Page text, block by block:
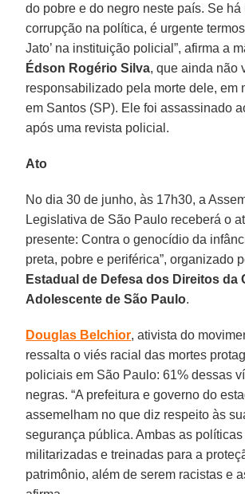
do pobre e do negro neste país. Se há
corrupção na política, é urgente
Jato’ na instituição policial”, afirma a
Édson Rogério Silva, que ainda não
responsabilizado pela morte dele, em
em Santos (SP). Ele foi assassinado
após uma revista policial.
Ato
No dia 30 de junho, às 17h30, a
Legislativa de São Paulo receberá o
presente: Contra o genocídio da
preta, pobre e periférica”, organizado
Estadual de Defesa dos Direitos da
Adolescente de São Paulo.
Douglas Belchior, ativista do
ressalta o viés racial das mortes
policiais em São Paulo: 61% dessas
negras. “A prefeitura e governo do
assemelham no que diz respeito às
segurança pública. Ambas as
militarizadas e treinadas para a
patrimônio, além de serem racistas e